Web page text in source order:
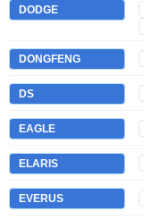
DODGE
DONGFENG
DS
EAGLE
ELARIS
EVERUS